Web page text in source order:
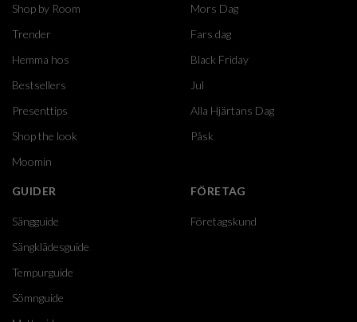
Shop by Room
Trender
Hemma hos
Bestsellers
Presenttips
Shop the look
Moomin
Mors Dag
Fars dag
Black Friday
Jul
Alla Hjärtans Dag
Påsk
GUIDER
Sängguide
Sängklädesguide
Tempurguide
Sömnguide
FÖRETAG
Företagskund